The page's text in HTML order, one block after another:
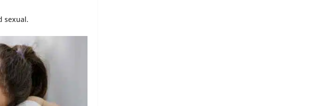
sexual.